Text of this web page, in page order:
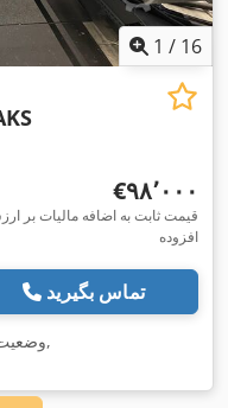
1 / 16
‎€۹۸٬۰۰۰
قیمت ثابت به اضافه مالیات بر
افزوده
تماس بگیرید
,